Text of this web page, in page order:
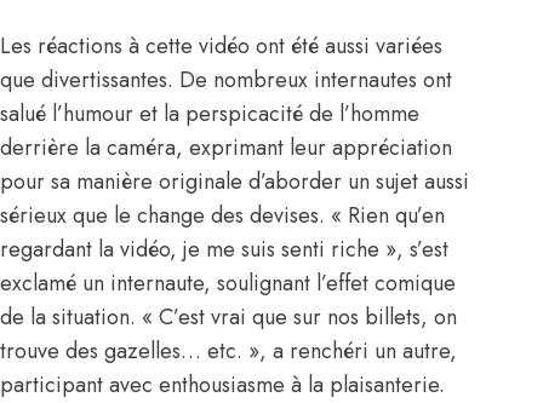
Les réactions à cette vidéo ont été aussi variées
que divertissantes. De nombreux internautes ont
salué l’humour et la perspicacité de l’homme
derrière la caméra, exprimant leur appréciation
pour sa manière originale d’aborder un sujet aussi
sérieux que le change des devises. « Rien qu’en
regardant la vidéo, je me suis senti riche », s’est
exclamé un internaute, soulignant l’effet comique
de la situation. « C’est vrai que sur nos billets, on
trouve des gazelles… etc. », a renchéri un autre,
participant avec enthousiasme à la plaisanterie.